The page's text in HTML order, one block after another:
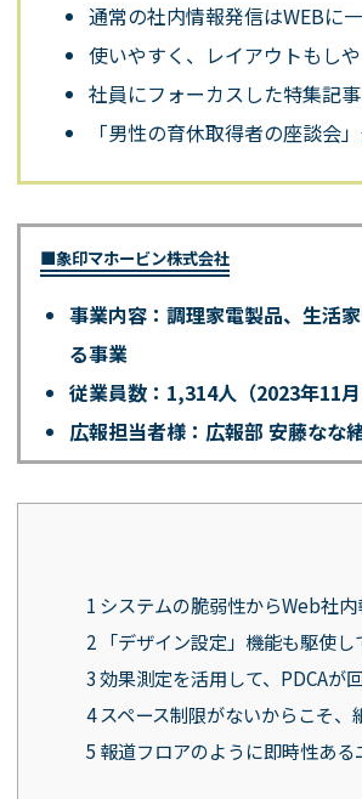
通常の社内情報発信はWEBに
使いやすく、レイアウトもし
社員にフォーカスした特集記
「男性の育休取得者の座談会
■象印マホービン株式会社
事業内容：調理家電製品、生活
る事業
従業員数：1,314人（2023年11月
広報担当者様：広報部 安藤なな
1 システムの脆弱性からWeb社
2 「デザイン設定」機能も駆使
3効果測定を活用して、PDCAが
4スペース制限がないからこそ
5 報道フロアのように即時性ある